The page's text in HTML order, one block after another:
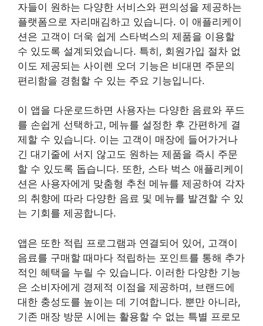
자들이 원하는 다양한 서비스와 편의성을 제공하는
플랫폼으로 자리매김하고 있습니다. 이 애플리케이
션은 고객이 더욱 쉽게 스타벅스의 제품을 이용할
수 있도록 설계되었습니다. 특히, 회원가입 절차 없
이도 제공되는 사이렌 오더 기능은 비대면 주문의
편리함을 경험할 수 있는 주요 기능입니다.
이 앱을 다운로드하면 사용자는 다양한 음료와 푸드
를 손쉽게 선택하고, 메뉴를 설정한 후 간편하게 결
제할 수 있습니다. 이는 고객이 매장에 들어가거나
긴 대기줄에 서지 않고도 원하는 제품을 즉시 주문
할 수 있도록 돕습니다. 또한, 스타 벅스 애플리케이
션은 사용자에게 맞춤형 추천 메뉴를 제공하여 각자
의 취향에 따라 다양한 음료 및 메뉴를 발견할 수 있
는 기회를 제공합니다.
앱은 또한 적립 프로그램과 연결되어 있어, 고객이
음료를 구매할 때마다 적립하는 포인트를 통해 추가
적인 혜택을 누릴 수 있습니다. 이러한 다양한 기능
은 소비자에게 경제적 이점을 제공하며, 브랜드에
대한 충성도를 높이는 데 기여합니다. 뿐만 아니라,
기존 매장 방문 시에는 활용할 수 없는 특별 프로모